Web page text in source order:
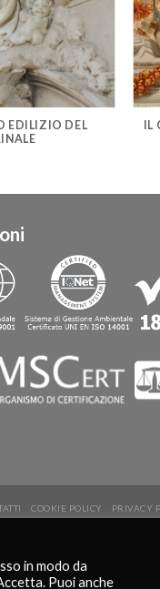
EDILIZIO DEL
IL
COOKIE POLICY PRIVACY
in modo da
Puoi anche